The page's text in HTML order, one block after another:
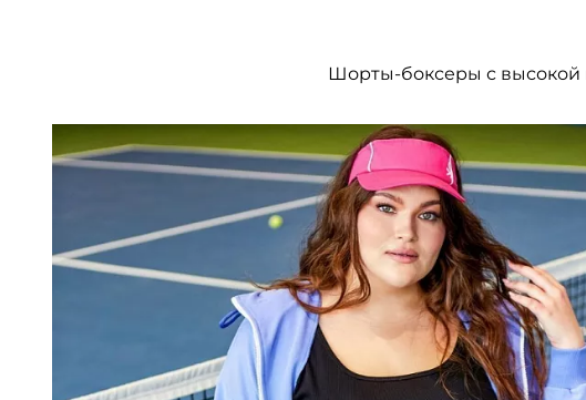
Шорты-боксеры с высокой